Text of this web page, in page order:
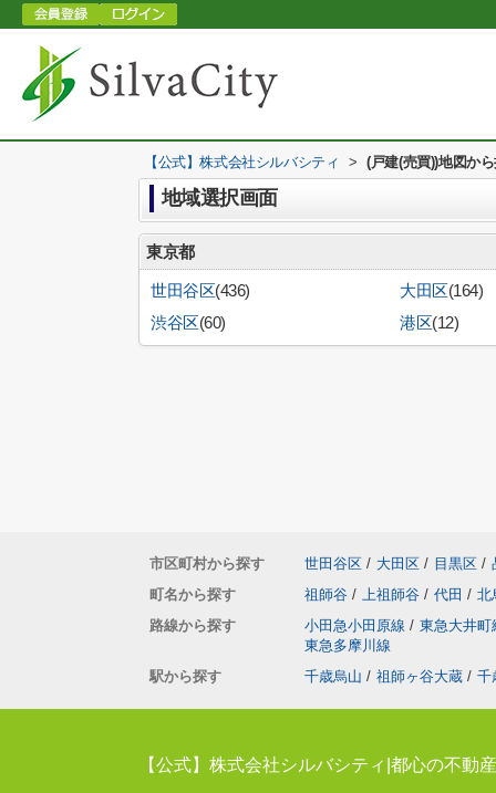
【公式】株式会社シルバシティ > (戸建(売買))地図か
地域選択画面
東京都
世田谷区(436) 大田区(164)
渋谷区(60) 港区(12)
市区町村から探す 世田谷区 / 大田区 / 目黒区 /
町名から探す
祖師谷 / 上祖師谷 / 代田 / 北
路線から探す
小田急小田原線 / 東急大井
東急多摩川線
駅から探す
千歳烏山 / 祖師ヶ谷大蔵 / 千
【公式】株式会社シルバシティ|都心の不動